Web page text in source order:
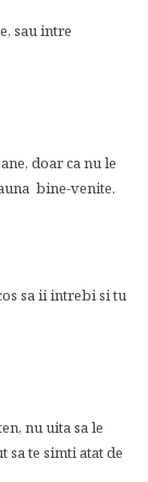
sau intre
doar ca nu le
bine-venite.
sa ii intrebi si tu
nu uita sa le
te simti atat de